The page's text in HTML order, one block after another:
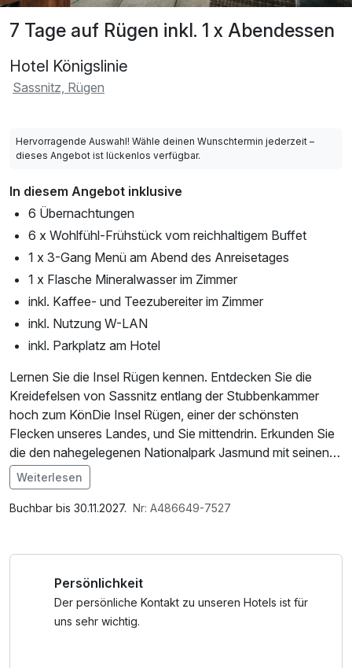
7 Tage auf Rügen inkl. 1 x Abendessen
Hotel Königslinie
Sassnitz, Rügen
Hervorragende Auswahl! Wähle deinen Wunschtermin jederzeit –
dieses Angebot ist lückenlos verfügbar.
In diesem Angebot inklusive
6 Übernachtungen
6 x Wohlfühl-Frühstück vom reichhaltigem Buffet
1 x 3-Gang Menü am Abend des Anreisetages
1 x Flasche Mineralwasser im Zimmer
inkl. Kaffee- und Teezubereiter im Zimmer
inkl. Nutzung W-LAN
inkl. Parkplatz am Hotel
Lernen Sie die Insel Rügen kennen. Entdecken Sie die
Kreidefelsen von Sassnitz entlang der Stubbenkammer
hoch zum KönDie Insel Rügen, einer der schönsten
Flecken unseres Landes, und Sie mittendrin. Erkunden Sie
die den nahegelegenen Nationalpark Jasmund mit seinen
einzigartigen Buchenwäldern und seiner weltberühmten
Steilküste, das Unesco-Weltkulturerbe "Königsstuhl", den
"Skywalk" im Nationalparkzentrum Königsstuhl, die Granitz
Seeadler. Lassen Sie die facettenreiche Natur bei einer
Fahrt mit der traditionsreichen Dampfeisenbahn "Rasender
Roland" an sich vorbeiziehen. Kurzum,...genießen Sie
Im Angebot enthalten
1 Flasche Mineralwasser, Parkplatz, W-LAN Nutzung /
Weiterlesen
Buchbar bis 30.11.2027. Nr: A486649-7527
Persönlichkeit
Der persönliche Kontakt zu unseren Hotels ist für
uns sehr wichtig.